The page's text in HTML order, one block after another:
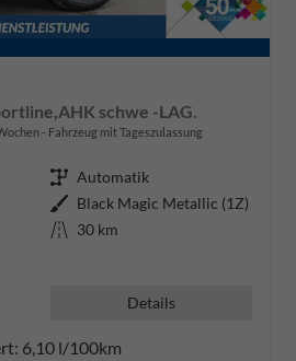
schwe -LAG.
Fahrzeug mit Tageszulassung
Getriebe Automatik
Außenfarbe Black Magic Metallic (1Z)
Kilometerstand 30 km
Details
6,10 l/100km